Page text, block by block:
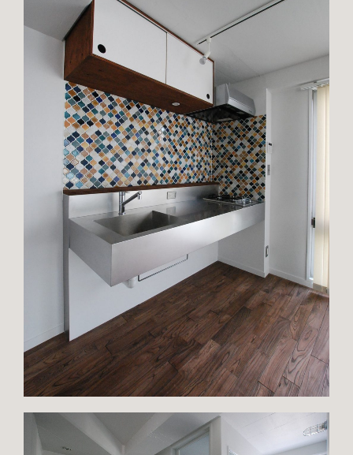
TOP
ABOUT
PORTFOLIO
SERVICE
CONTACT